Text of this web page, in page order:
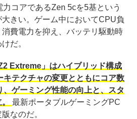
コアであるZen 5cを5基という
きい。ゲーム中においてCPU負
費電力を抑え、バッテリ駆動時
だ。
Extreme」はハイブリッド構成
キテクチャの変更とともにコア数
、ゲーミング性能の向上と、スタ
最新ポータブルゲーミングPC
なのだ。